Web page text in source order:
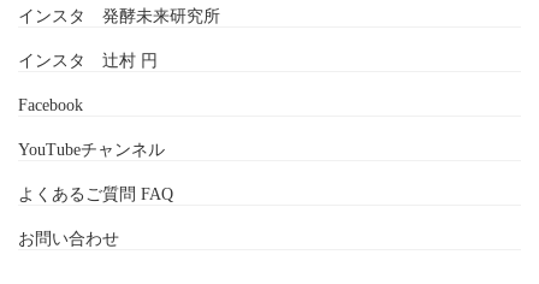
インスタ 発酵未来研究所
インスタ 辻村 円
Facebook
YouTubeチャンネル
よくあるご質問 FAQ
お問い合わせ